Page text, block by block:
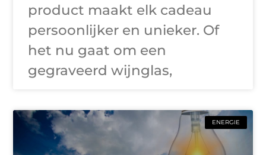
product maakt elk cadeau
persoonlijker en unieker. Of
het nu gaat om een
gegraveerd wijnglas,
ENERGIE